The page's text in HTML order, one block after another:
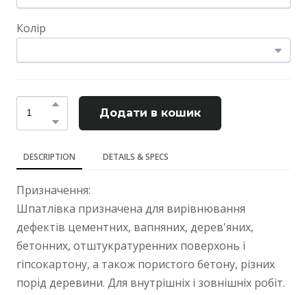
Колір
Додати в кошик
DESCRIPTION DETAILS & SPECS
Призначення:
Шпатлівка призначена для вирівнювання
дефектів цементних, вапняних, дерев'яних,
бетонних, отштукратуренних поверхонь і
гіпсокартону, а також пористого бетону, різних
порід деревини. Для внутрішніх і зовнішніх робіт.